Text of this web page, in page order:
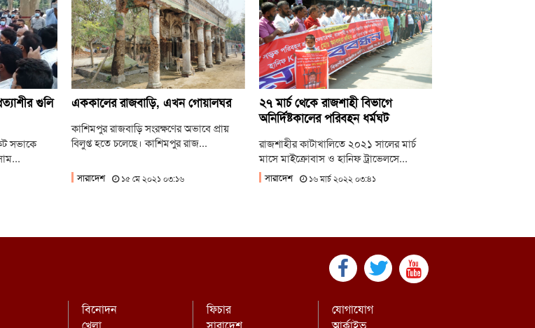
জুলাই গণঅভ্যুত্থানের দ্বিতীয় বর্ষপূর্তিতে রাকসুর
‘ভিক্টরি রান’ ম্যারাথন
জুলাই গণ-অভ্যুত্থানের দ্বিতীয় বার্ষিকীতে ইবি
ছাত্রদলের বৃক্ষরোপণ
গুলি
সভাকে
এককালের রাজবাড়ি, এখন গোয়ালঘর
কাশিমপুর রাজবাড়ি সংরক্ষণের অভাবে প্রায়
বিলুপ্ত হতে চলেছে। কাশিমপুর রাজ...
সারাদেশ ১৫ মে ২০২১ ০৩:১৬
২৭ মার্চ থেকে রাজশাহী বিভাগে
অনির্দিষ্টকালের পরিবহন ধর্মঘট
রাজশাহীর কাটাখালিতে ২০২১ সালের মার্চ
মাসে মাইক্রোবাস ও হানিফ ট্রাভেলসে...
সারাদেশ ১৬ মার্চ ২০২২ ০৩:৪১
বিনোদন
খেলা
ফিচার
সারাদেশ
যোগাযোগ
আর্কাইভ